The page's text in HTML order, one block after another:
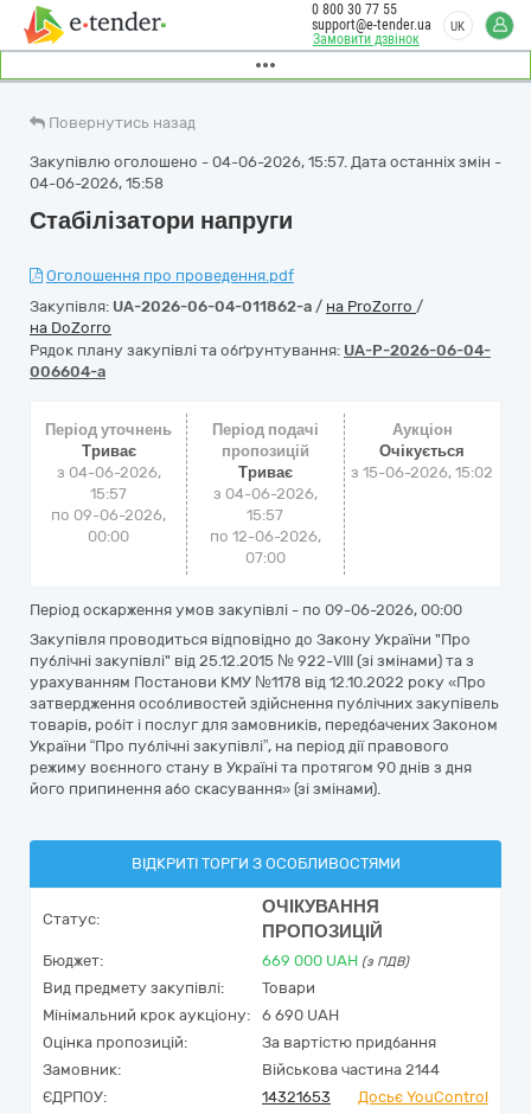
Замовити дзвінок
0 800 30 77 55
support@e-tender.ua
UK
Повернутись назад
Закупівлю оголошено - 04-06-2026, 15:57. Дата останніх змін -
04-06-2026, 15:58
Стабілізатори напруги
Оголошення про проведення.pdf
Закупівля: UA-2026-06-04-011862-a / на ProZorro /
на DoZorro
Рядок плану закупівлі та обґрунтування: UA-P-2026-06-04-
006604-a
Період уточнень
Триває
з 04-06-2026,
15:57
по 09-06-2026,
00:00
Період подачі
пропозицій
Триває
з 04-06-2026,
15:57
по 12-06-2026,
07:00
Аукціон
Очікується
з15-06-2026, 15:02
Період оскарження умов закупівлі - по 09-06-2026, 00:00
Закупівля проводиться відповідно до Закону України "Про
публічні закупівлі" від 25.12.2015 № 922-VIII (зі змінами) та з
урахуванням Постанови КМУ №1178 від 12.10.2022 року «Про
затвердження особливостей здійснення публічних закупівель
товарів, робіт і послуг для замовників, передбачених Законом
України “Про публічні закупівлі”, на період дії правового
режиму воєнного стану в Україні та протягом 90 днів з дня
його припинення або скасування» (зі змінами).
ВІДКРИТІ ТОРГИ З ОСОБЛИВОСТЯМИ
Статус:
ОЧІКУВАННЯ
ПРОПОЗИЦІЙ
Бюджет: 669 000 UAH (з ПДВ)
Вид предмету закупівлі:
Товари
Мінімальний крок аукціону:
6 690 UAH
Оцінка пропозицій:
За вартістю придбання
Замовник:
Військова частина 2144
ЄДРПОУ:
14321653 Досьє YouControl